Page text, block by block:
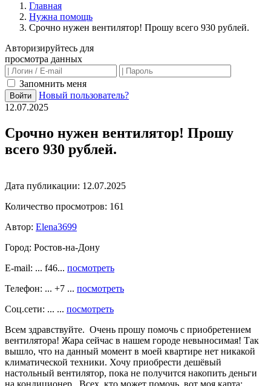
Главная
Нужна помощь
Срочно нужен вентилятор! Прошу всего 930 рублей.
Авторизируйтесь для
просмотра данных
Запомнить меня
Войти
Новый пользователь?
12.07.2025
Срочно нужен вентилятор! Прошу
всего 930 рублей.
Дата публикации: 12.07.2025
Количество просмотров: 161
Автор: Elena3699
Город: Ростов-на-Дону
E-mail: ... f46... посмотреть
Телефон: ... +7 ... посмотреть
Соц.сети: ... ... посмотреть
Всем здравствуйте. Очень прошу помочь с приобретением
вентилятора! Жара сейчас в нашем городе невыносимая! Так
вышло, что на данный момент в моей квартире нет никакой
климатической техники. Хочу приобрести дешёвый
настольный вентилятор, пока не получится накопить деньги
на кондиционер. Всех, кто может помочь, вот моя карта: